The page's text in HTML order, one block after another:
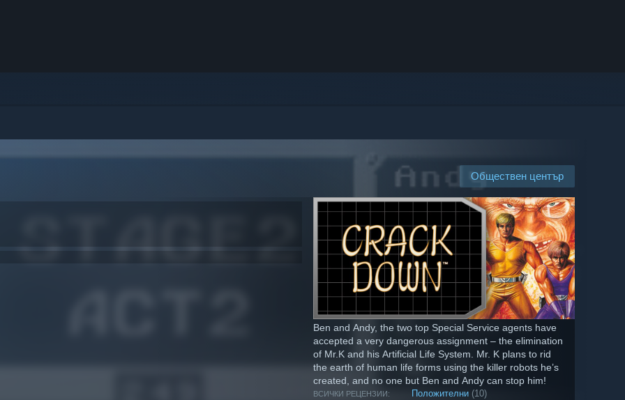
Обществен център
Ben and Andy, the two top Special Service agents have
accepted a very dangerous assignment – the elimination
of Mr.K and his Artificial Life System. Mr. K plans to rid
the earth of human life forms using the killer robots he’s
created, and no one but Ben and Andy can stop him!
ВСИЧКИ РЕЦЕНЗИИ: Положителни (10)